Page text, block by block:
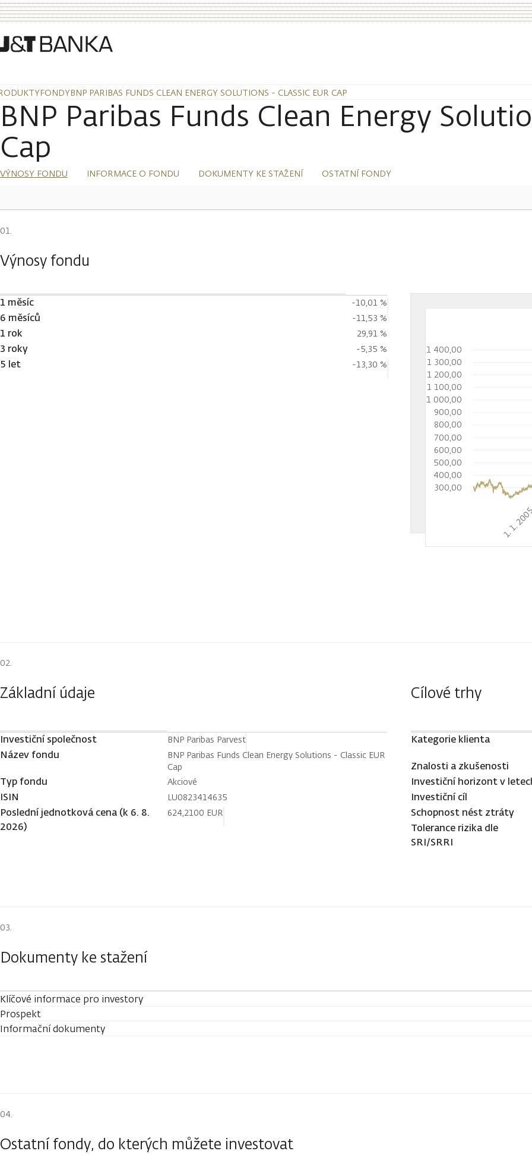
FONDYBNP PARIBAS FUNDS CLEAN ENERGY SOLUTIONS - CLASSIC EUR CAP
BNP Paribas Funds Clean Energy
Cap
VÝNOSY FONDU INFORMACE O FONDU DOKUMENTY KE STAŽENÍ OSTATNÍ FONDY
Výnosy fondu
1 měsíc -10,01 %
6 měsíců -11,53 %
1 rok 29,91 %
3 roky -5,35 %
5 let -13,30 %
1. 1. 2005
300,00
400,00
500,00
600,00
700,00
800,00
900,00
1 000,00
1 100,00
1 200,00
1 300,00
1 400,00
Základní údaje
Investiční společnost BNP Paribas Parvest
Název fondu
BNP Paribas Funds Clean Energy Solutions - Classic EUR
Cap
Typ fondu Akciové
ISIN LU0823414635
Poslední jednotková cena (k 6. 8.
2026)
624,2100 EUR
Cílové trhy
Kategorie klienta
Znalosti a zkušenosti
Investiční horizont v
Investiční cíl
Schopnost nést ztráty
Tolerance rizika dle
SRI/SRRI
Dokumenty ke stažení
Klíčové informace pro investory
Prospekt
Informační dokumenty
Ostatní fondy, do kterých můžete investovat